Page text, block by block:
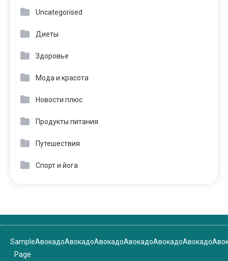
Uncategorised
Диеты
Здоровье
Мода и красота
Новости плюс
Продукты питания
Путешествия
Спорт и йога
Sample
Page
АвокадоАвокадоАвокадоАвокадоАвокадоАвокадо